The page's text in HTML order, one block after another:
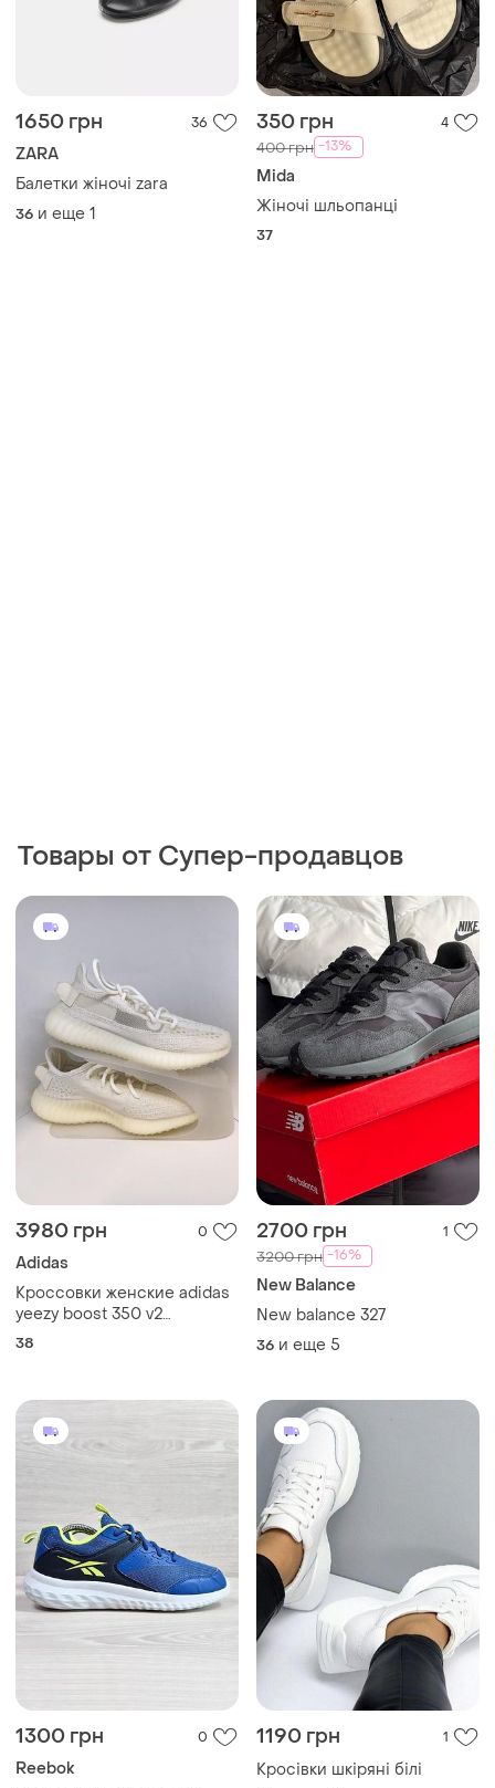
1650 грн 36
ZARA
Балетки жіночі zara
36 и еще 1
350 грн 4
400 грн -13%
Mida
Жіночі шльопанці
37
Товары от Супер-продавцов
3980 грн 0
Adidas
Кроссовки женские adidas
yeezy boost 350 v2
текстильные в расцветке
38
2700 грн 1
3200 грн -16%
New Balance
New balance 327
36 и еще 5
1300 грн 0
Reebok
1190 грн 1
Кросівки шкіряні білі